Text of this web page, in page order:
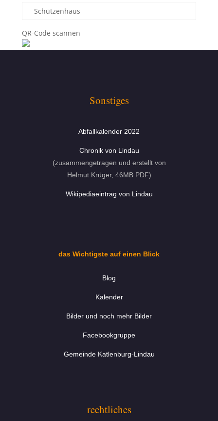
Schützenhaus
QR-Code scannen
Sonstiges
Abfallkalender 2022
Chronik von Lindau
(zusammengetragen und erstellt von
Helmut Krüger, 46MB PDF)
Wikipediaeintrag von Lindau
das Wichtigste auf einen Blick
Blog
Kalender
Bilder und noch mehr Bilder
Facebookgruppe
Gemeinde Katlenburg-Lindau
rechtliches